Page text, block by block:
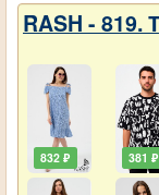
RASH - 819.
832 ₽ 381 ₽